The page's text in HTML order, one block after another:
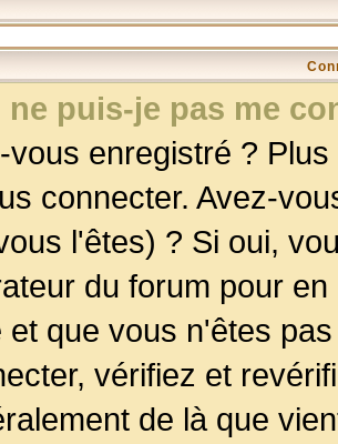
puis-je pas me
vous enregistré ?
connecter. Avez-
l'êtes) ? Si oui,
du forum pour
et que vous n'êtes
vérifiez et
de là que